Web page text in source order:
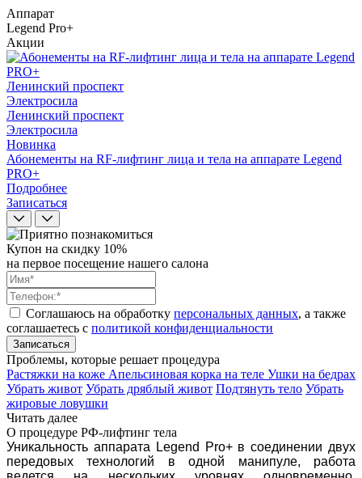
Аппарат
Legend Pro+
Акции
Ленинский проспект
Электросила
Ленинский проспект
Электросила
Новинка
Абонементы на RF-лифтинг лица и тела на аппарате Legend
PRO+
Подробнее
Записаться
Купон на скидку 10%
на первое посещение нашего салона
Соглашаюсь на обработку персональных данных, а также
соглашаетесь c политикой конфиденциальности
Записаться
Проблемы, которые решает процедура
Растяжки на коже Апельсиновая корка на теле Ушки на бедрах
Убрать живот Убрать дряблый живот Подтянуть тело Убрать
жировые ловушки
Читать далее
О процедуре РФ-лифтинг тела
Уникальность аппарата Legend Pro+ в соединении двух
передовых технологий в одной манипуле, работа